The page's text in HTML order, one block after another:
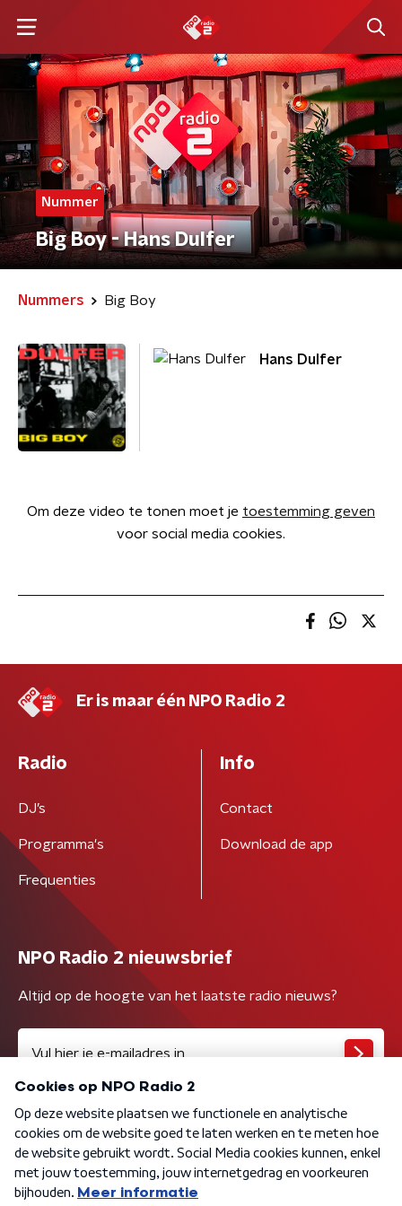
Nummer
Big Boy - Hans Dulfer
Nummers Big Boy
Hans Dulfer
Om deze video te tonen moet je toestemming geven
voor social media cookies.
Er is maar één NPO Radio 2
Radio
DJ’s
Programma's
Frequenties
Info
Contact
Download de app
NPO Radio 2 nieuwsbrief
Altijd op de hoogte van het laatste radio nieuws?
Algemene voorwaarden